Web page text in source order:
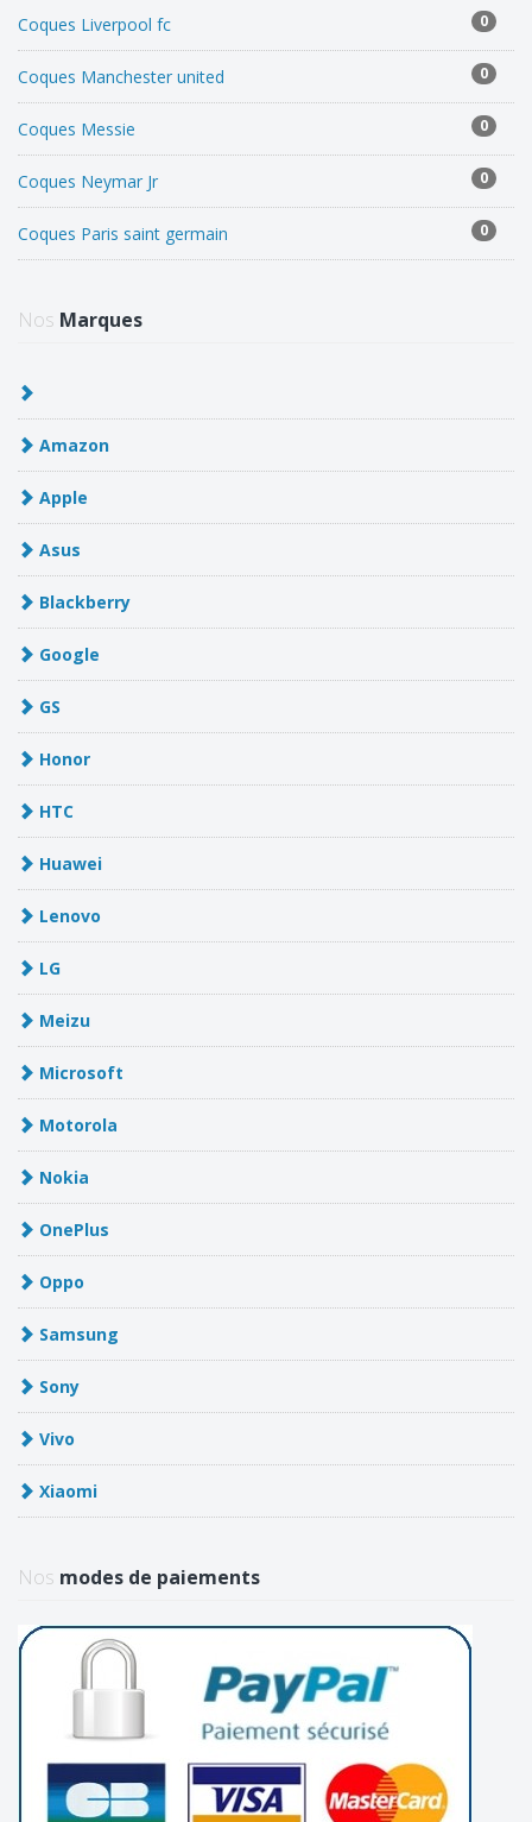
Coques Liverpool fc 0
Coques Manchester united 0
Coques Messie 0
Coques Neymar Jr 0
Coques Paris saint germain 0
Nos Marques
Amazon
Apple
Asus
Blackberry
Google
GS
Honor
HTC
Huawei
Lenovo
LG
Meizu
Microsoft
Motorola
Nokia
OnePlus
Oppo
Samsung
Sony
Vivo
Xiaomi
Nos modes de paiements